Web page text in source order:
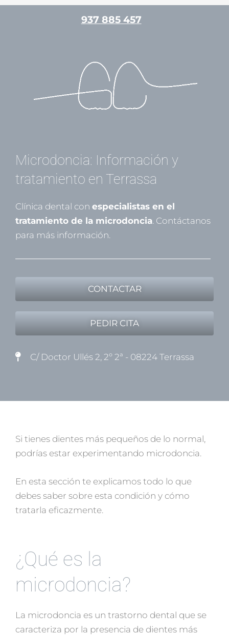
937 885 457
/ Por admin
Microdoncia: Información y
tratamiento en Terrassa
Clínica dental con especialistas en el
tratamiento de la microdoncia. Contáctanos
para más información.
CONTACTAR
PEDIR CITA
C/ Doctor Ullés 2, 2º 2ª - 08224 Terrassa
Si tienes dientes más pequeños de lo normal,
podrías estar experimentando microdoncia.
En esta sección te explicamos todo lo que
debes saber sobre esta condición y cómo
tratarla eficazmente.
¿Qué es la
microdoncia?
La microdoncia es un trastorno dental que se
caracteriza por la presencia de dientes más